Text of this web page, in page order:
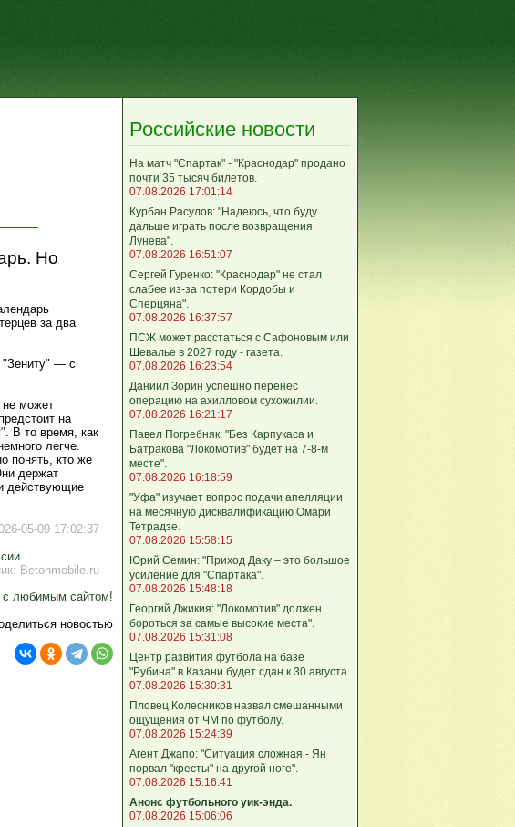
Но
за два
"Зениту" — с
не может
на
. В то время, как
легче.
понять, кто же
держат
действующие
05-09 17:02:37
Betonmobile.ru
с любимым сайтом!
новостью
Российские новости
На матч "Спартак" - "Краснодар" продано
почти 35 тысяч билетов.
07.08.2026 17:01:14
Курбан Расулов: "Надеюсь, что буду
дальше играть после возвращения
Лунева".
07.08.2026 16:51:07
Сергей Гуренко: "Краснодар" не стал
слабее из-за потери Кордобы и
Сперцяна".
07.08.2026 16:37:57
ПСЖ может расстаться с Сафоновым или
Шевалье в 2027 году - газета.
07.08.2026 16:23:54
Даниил Зорин успешно перенес
операцию на ахилловом сухожилии.
07.08.2026 16:21:17
Павел Погребняк: "Без Карпукаса и
Батракова "Локомотив" будет на 7-8-м
месте".
07.08.2026 16:18:59
"Уфа" изучает вопрос подачи апелляции
на месячную дисквалификацию Омари
Тетрадзе.
07.08.2026 15:58:15
Юрий Семин: "Приход Даку – это большое
усиление для "Спартака".
07.08.2026 15:48:18
Георгий Джикия: "Локомотив" должен
бороться за самые высокие места".
07.08.2026 15:31:08
Центр развития футбола на базе
"Рубина" в Казани будет сдан к 30 августа.
07.08.2026 15:30:31
Пловец Колесников назвал смешанными
ощущения от ЧМ по футболу.
07.08.2026 15:24:39
Агент Джапо: "Ситуация сложная - Ян
порвал "кресты" на другой ноге".
07.08.2026 15:16:41
Анонс футбольного уик-энда.
07.08.2026 15:06:06